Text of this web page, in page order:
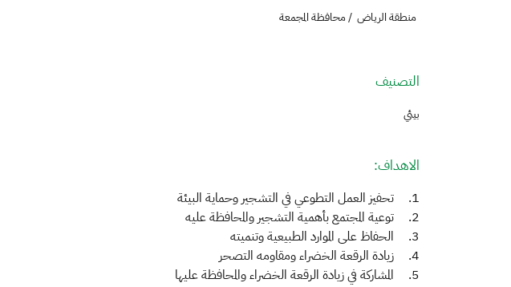
منطقة الرياض / محافظة المجمعة
التصنيف​
بيئي
الاهداف:
1.
تحفيز العمل التطوعي في التشجير وحماية البيئة
2.
توعية المجتمع بأهمية التشجير والمحافظة عليه
3.
الحفاظ على الموارد الطبيعية وتنميته
4.
زيادة الرقعة الخضراء ومقاومه التصحر
5.
المشاركة في زيادة الرقعة الخضراء والمحافظة عليها